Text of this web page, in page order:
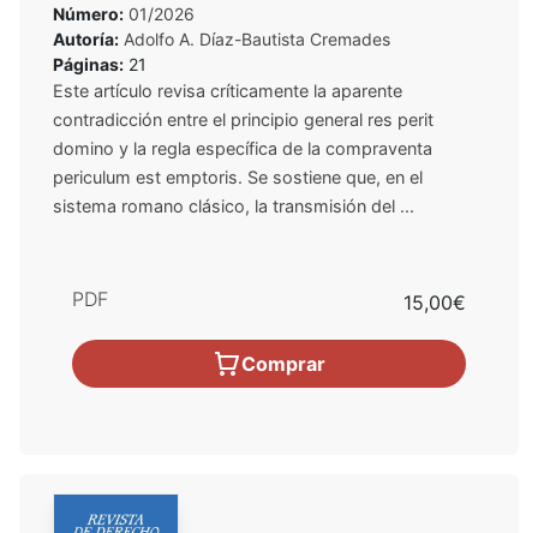
Número: 01/2026
Autoría: Adolfo A. Díaz-Bautista Cremades
Páginas: 21
Este artículo revisa críticamente la aparente
contradicción entre el principio general res perit
domino y la regla específica de la compraventa
periculum est emptoris. Se sostiene que, en el
sistema romano clásico, la transmisión del ...
PDF 15,00€
Comprar